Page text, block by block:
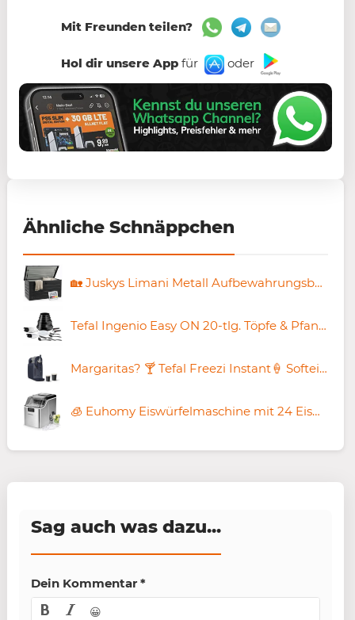
Mit Freunden teilen?
Hol dir unsere Appfür oder
Ähnliche Schnäppchen
🏡 Juskys Limani Metall Aufbewahrungsbox mit 380 Liter für 98,89€ (statt 120€)
Tefal Ingenio Easy ON 20-tlg. Töpfe & Pfannen Set für 159,99€ (statt 194€)
Margaritas? 🍸 Tefal Freezi Instant🍦 Softeis- & Slushmaschine für 299,99€ (statt 380€)
🧊 Euhomy Eiswürfelmaschine mit 24 Eiswürfeln in 13 Minuten für 139€ (statt 170€)
Sag auch was dazu...
Dein Kommentar *
😀